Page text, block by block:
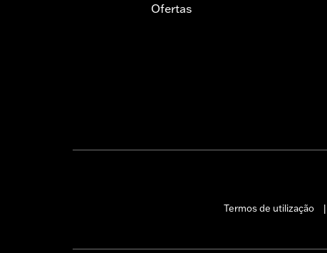
Ofertas
Termos de utilização